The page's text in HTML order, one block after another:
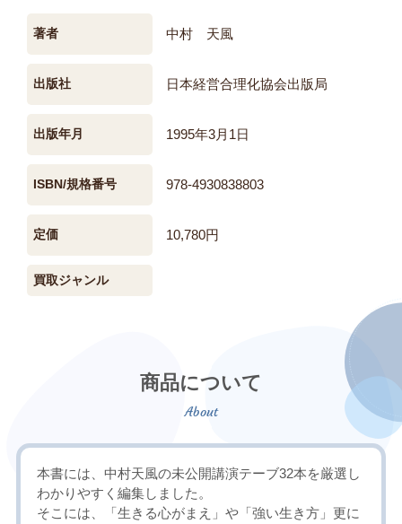
著者 中村 天風
出版社 日本経営合理化協会出版局
出版年月 1995年3月1日
ISBN/規格番号 978-4930838803
定価 10,780円
買取ジャンル
商品について
本書には、中村天風の未公開講演テーブ32本を厳選し
わかりやすく編集しました。
そこには、「生きる心がまえ」や「強い生き方」更に